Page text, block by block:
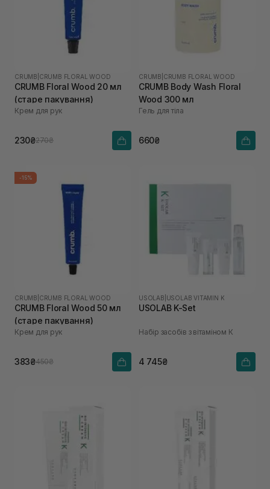
CRUMB CRUMB FLORAL WOOD
CRUMB Floral Wood 20 мл
(старе пакування)
Крем для рук
230₴270₴
CRUMB CRUMB FLORAL WOOD
CRUMB Body Wash Floral
Wood 300 мл
Гель для тіла
660₴
-15%
CRUMB CRUMB FLORAL WOOD
CRUMB Floral Wood 50 мл
(старе пакування)
Крем для рук
383₴450₴
USOLAB USOLAB VITAMIN K
USOLAB K-Set
Набір засобів з вітаміном К
4 745₴